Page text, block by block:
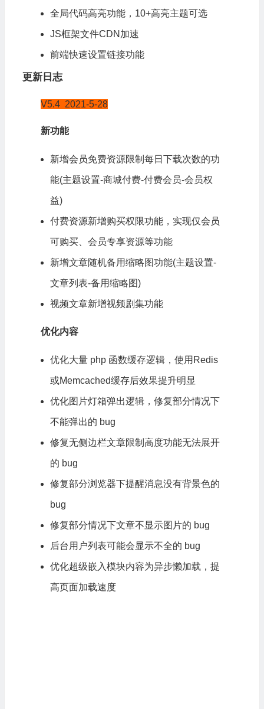
全局代码高亮功能，10+高亮主题可选
JS框架文件CDN加速
前端快速设置链接功能
更新日志
V5.4 2021-5-28
新功能
新增会员免费资源限制每日 下载次数的功
能(主题设置-商城付费-付费会员-会员权
益)
付费资源新增购买权限功能，实现仅会员
可购买、会员专享资源等功能
新增文章随机备用缩略图功能(主题设置-
文章列表-备用缩略图)
视频文章新增视频剧集功能
优化内容
优化大量 php 函数缓存逻辑，使用Redis
或Memcached缓存后效果提升明显
优化图片灯箱弹出逻辑，修复部分情况下
不能弹出的 bug
修复无侧边栏文章限制高度功能无法展开
的 bug
修复部分浏览器下提醒消息没有背景色的
bug
修复部分情况下文章不显示图片的 bug
后台用户列表可能会显示不全的 bug
优化超级嵌入模块内容为异步懒加载，提
高页面加载速度